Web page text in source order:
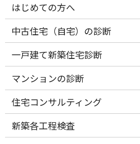
はじめての方へ
中古住宅（自宅）の診断
一戸建て新築住宅診断
マンションの診断
住宅コンサルティング
新築各工程検査